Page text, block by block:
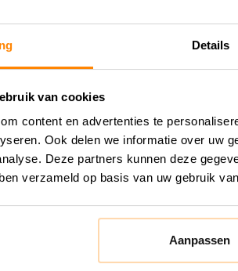
Details
van cookies
content en advertenties te
Ook delen we informatie over uw
Deze partners kunnen deze
verzameld op basis van uw gebruik
Aanpassen